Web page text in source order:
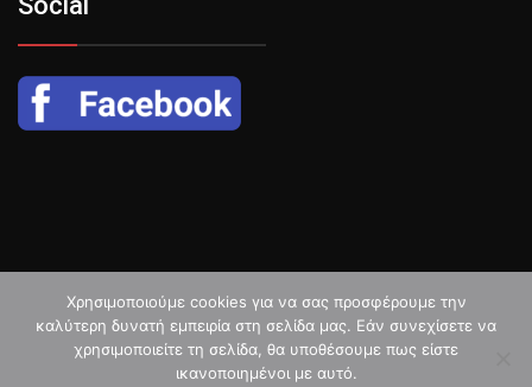
© Copyright 2024. All Rights Reserved. Designed by
WebTechnical
Χρησιμοποιούμε cookies για να σας προσφέρουμε την
καλύτερη δυνατή εμπειρία στη σελίδα μας. Εάν συνεχίσετε να
χρησιμοποιείτε τη σελίδα, θα υποθέσουμε πως είστε
ικανοποιημένοι με αυτό.